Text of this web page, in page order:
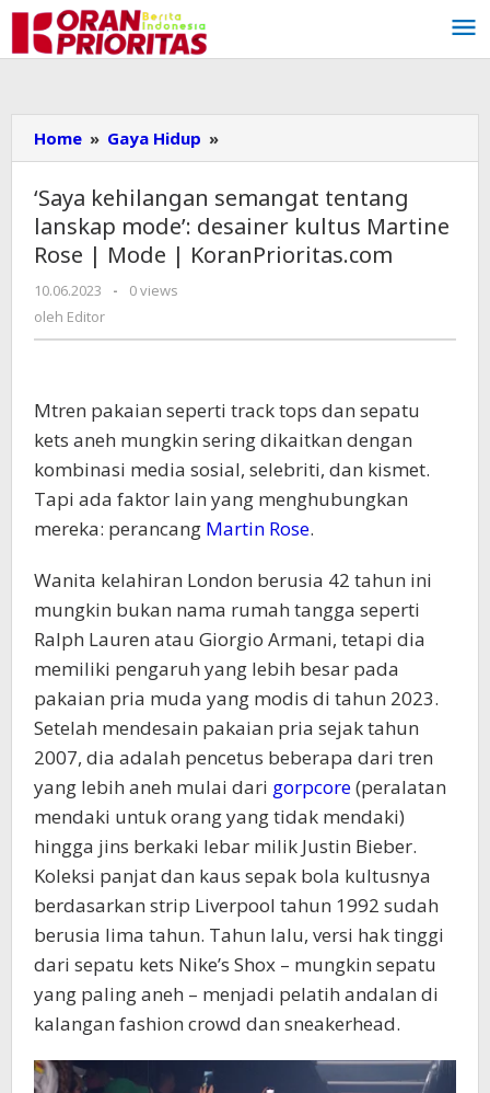
Lewati
konten
Home » Gaya Hidup »
kehilangan
tentang
lanskap
mode':
Mode
KoranPrioritas.com
‘Saya kehilangan semangat tentang
lanskap mode’: desainer kultus Martine
Rose | Mode | KoranPrioritas.com
10.06.2023
oleh
-
0 views
oleh Editor
Mtren pakaian seperti track tops dan sepatu
kets aneh mungkin sering dikaitkan dengan
kombinasi media sosial, selebriti, dan kismet.
Tapi ada faktor lain yang menghubungkan
mereka: perancang Martin Rose.
Wanita kelahiran London berusia 42 tahun ini
mungkin bukan nama rumah tangga seperti
Ralph Lauren atau Giorgio Armani, tetapi dia
memiliki pengaruh yang lebih besar pada
pakaian pria muda yang modis di tahun 2023.
Setelah mendesain pakaian pria sejak tahun
2007, dia adalah pencetus beberapa dari tren
yang lebih aneh mulai dari gorpcore(peralatan
mendaki untuk orang yang tidak mendaki)
hingga jins berkaki lebar milik Justin Bieber.
Koleksi panjat dan kaus sepak bola kultusnya
berdasarkan strip Liverpool tahun 1992 sudah
berusia lima tahun. Tahun lalu, versi hak tinggi
dari sepatu kets Nike’s Shox – mungkin sepatu
yang paling aneh – menjadi pelatih andalan di
kalangan fashion crowd dan sneakerhead.